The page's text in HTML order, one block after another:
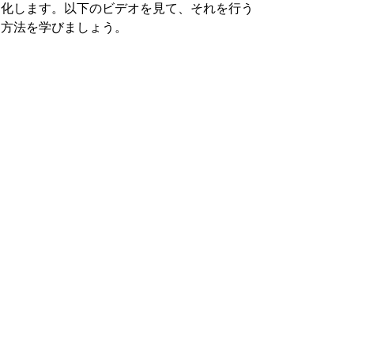
化します。以下のビデオを見て、それを行う
方法を学びましょう。